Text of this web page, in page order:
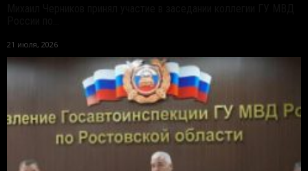
21 июля, 2026